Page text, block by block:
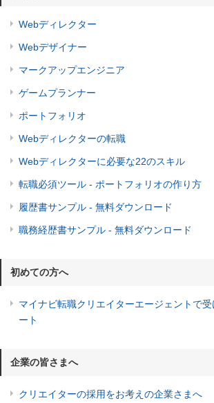
Webディレクター
Webデザイナー
マークアップエンジニア
ゲームプランナー
ポートフォリオ
Webディレクターの転職
Webディレクターに必要な22のスキル
転職必須ツール - ポートフォリオの作り方
履歴書サンプル - 無料ダウンロード
職務経歴書サンプル - 無料ダウンロード
初めての方へ
マイナビ転職クリエイターエージェントで
ート
企業の皆さまへ
クリエイターの採用をお考えの企業さまへ